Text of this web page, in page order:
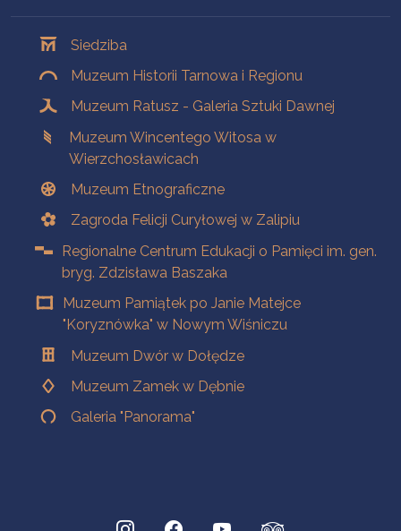
Siedziba
Muzeum Historii Tarnowa i Regionu
Muzeum Ratusz - Galeria Sztuki Dawnej
Muzeum Wincentego Witosa w
Wierzchosławicach
Muzeum Etnograficzne
Zagroda Felicji Curyłowej w Zalipiu
Regionalne Centrum Edukacji o Pamięci im. gen.
bryg. Zdzisława Baszaka
Muzeum Pamiątek po Janie Matejce
"Koryznówka" w Nowym Wiśniczu
Muzeum Dwór w Dołędze
Muzeum Zamek w Dębnie
Galeria "Panorama"